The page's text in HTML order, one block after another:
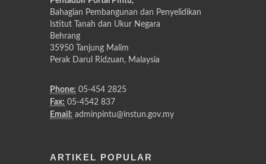
Bahagian Pembangunan dan Penyelidikan
Istitut Tanah dan Ukur Negara
Behrang
35950 Tanjung Malim
Perak Darul Ridzuan, Malaysia
Phone: 05-454 2825
Fax: 05-4542 837
Email: adminpintu@instun.gov.my
ARTIKEL POPULAR